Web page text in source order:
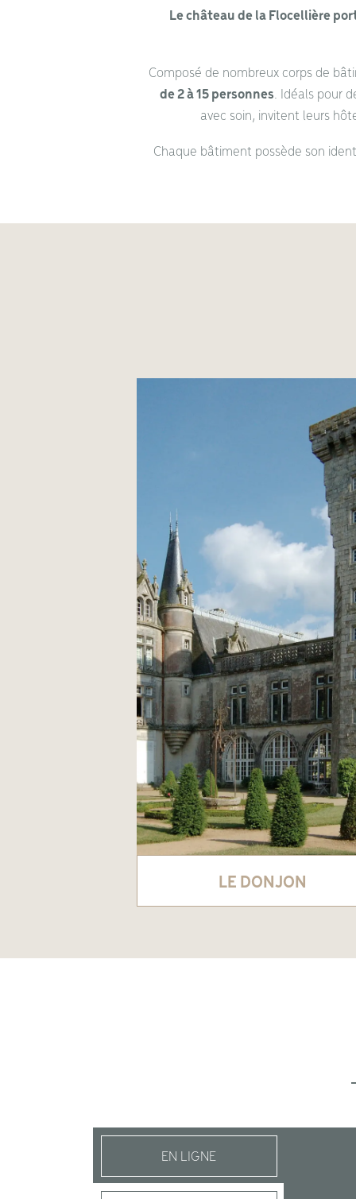
Le château de la Flocellière
Composé de nombreux corps de
de 2 à 15 personnes . Idéals pour
avec soin, invitent leurs
Chaque bâtiment possède son
LE DONJON
EN LIGNE